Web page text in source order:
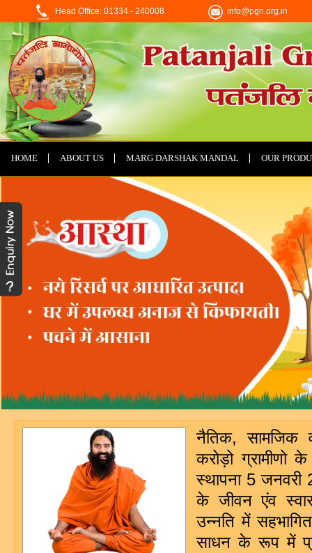
Head Office: 01334 - 240008 info@pgn.org.in
HOME ABOUT US MARG DARSHAK MANDAL OUR
नैतिक,
करोड़ो
स्थापना 5 जनवरी
के जीवन एंव
उन्नति में
साधन के रूप में